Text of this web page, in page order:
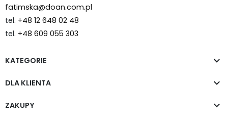
fatimska@doan.com.pl
tel. +48 12 648 02 48
tel. +48 609 055 303
KATEGORIE 
DLA KLIENTA 
ZAKUPY 